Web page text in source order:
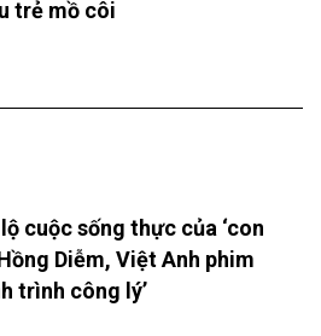
trẻ mồ côi
cuộc sống thực của ‘con
Diễm, Việt Anh phim
trình công lý’